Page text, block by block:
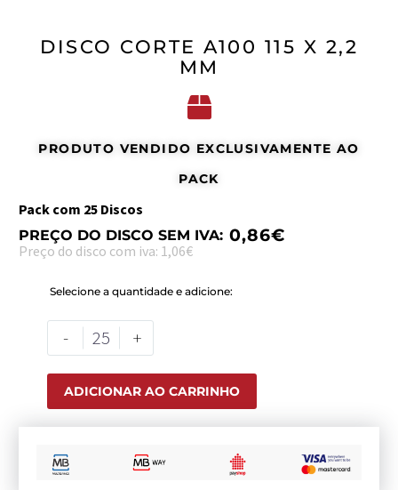
DISCO CORTE A100 115 X 2,2
MM
PRODUTO VENDIDO EXCLUSIVAMENTE AO
PACK
Pack com 25 Discos
PREÇO DO DISCO SEM IVA: 0,86€
Preço do disco com iva: 1,06€
Selecione a quantidade e adicione:
- +
ADICIONAR AO CARRINHO